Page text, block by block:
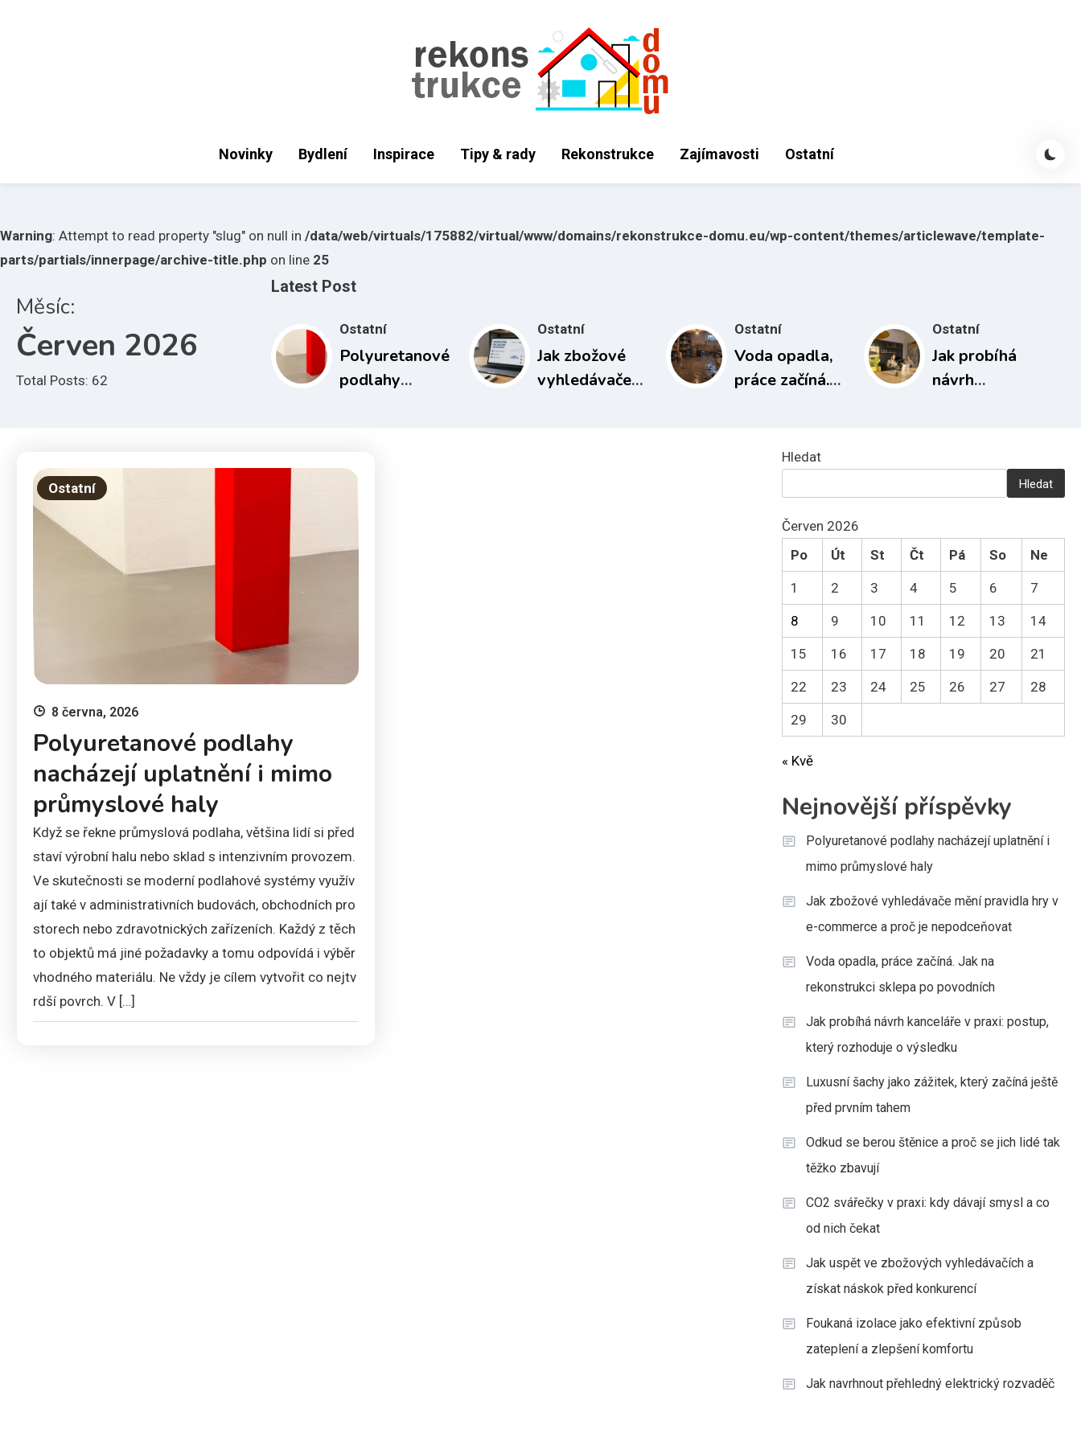
Novinky Bydlení Inspirace Tipy & rady Rekonstrukce Zajímavosti Ostatní
Warning: Attempt to read property "slug" on null in /data/web/virtuals/175882/virtual/www/domains/rekonstrukce-domu.eu/wp-content/themes/articlewave/template-
parts/partials/innerpage/archive-title.php on line 25
Měsíc:
Červen 2026
Total Posts: 62
Latest Post
Ostatní
Polyuretanové
podlahy
průmyslové
Ostatní
Jak zbožové
vyhledávače
Ostatní
Voda opadla,
práce začíná.
sklepa po
povodních
Ostatní
Jak probíhá
návrh
rozhoduje o
výsledku
Ostatní
8 června, 2026
Polyuretanové podlahy
nacházejí uplatnění i mimo
průmyslové haly
Když se řekne průmyslová podlaha, většina lidí si před
staví výrobní halu nebo sklad s intenzivním provozem.
Ve skutečnosti se moderní podlahové systémy využív
ají také v administrativních budovách, obchodních pro
storech nebo zdravotnických zařízeních. Každý z těch
to objektů má jiné požadavky a tomu odpovídá i výběr
vhodného materiálu. Ne vždy je cílem vytvořit co nejtv
rdší povrch. V […]
Hledat
Hledat
Červen 2026
Po
Út St Čt Pá So Ne
1 2 3 4 5 6 7
8 9 10 11 12 13 14
15 16 17 18 19 20 21
22 23 24 25 26 27 28
29 30
« Kvě
Nejnovější příspěvky
Polyuretanové podlahy nacházejí uplatnění i
mimo průmyslové haly
Jak zbožové vyhledávače mění pravidla hry v
e-commerce a proč je nepodceňovat
Voda opadla, práce začíná. Jak na
rekonstrukci sklepa po povodních
Jak probíhá návrh kanceláře v praxi: postup,
který rozhoduje o výsledku
Luxusní šachy jako zážitek, který začíná ještě
před prvním tahem
Odkud se berou štěnice a proč se jich lidé tak
těžko zbavují
CO2 svářečky v praxi: kdy dávají smysl a co
od nich čekat
Jak uspět ve zbožových vyhledávačích a
získat náskok před konkurencí
Foukaná izolace jako efektivní způsob
zateplení a zlepšení komfortu
Jak navrhnout přehledný elektrický rozvaděč